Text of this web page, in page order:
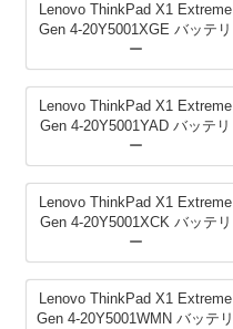
Lenovo ThinkPad X1 Extreme
Gen 4-20Y5001XGE バッテリ
ー
Lenovo ThinkPad X1 Extreme
Gen 4-20Y5001YAD バッテリ
ー
Lenovo ThinkPad X1 Extreme
Gen 4-20Y5001XCK バッテリ
ー
Lenovo ThinkPad X1 Extreme
Gen 4-20Y5001WMN バッテリ